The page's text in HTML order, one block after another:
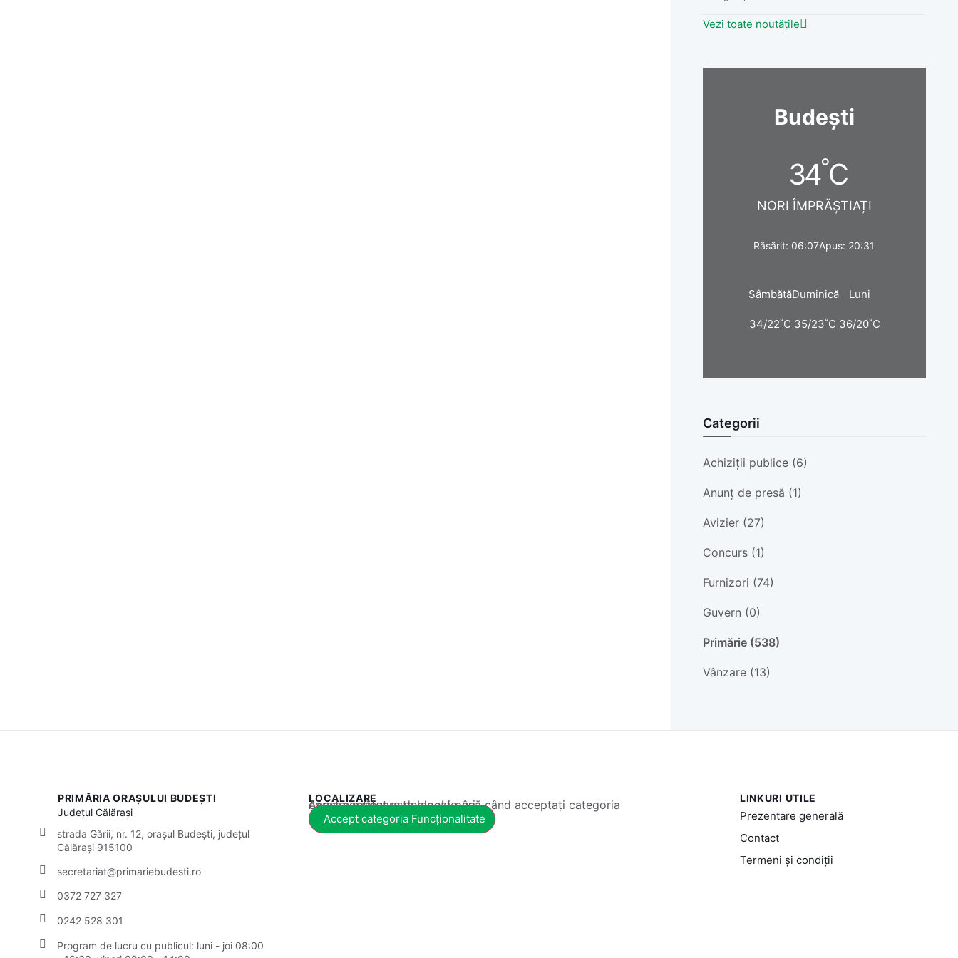
Vezi toate noutățile
Budești
34°C
NORI ÎMPRĂȘTIAȚI
Răsărit: 06:07Apus: 20:31
Sâmbătă
34/22°C
Duminică
35/23°C
Luni
36/20°C
Categorii
Achiziții publice (6)
Anunț de presă (1)
Avizier (27)
Concurs (1)
Furnizori (74)
Guvern (0)
Primărie (538)
Vânzare (13)
PRIMĂRIA ORAȘULUI BUDEȘTI
JudețulCălărași
strada Gării, nr. 12, orașul Budești, județul
Călărași 915100
secretariat@primariebudesti.ro
0372 727 327
0242 528 301
Program de lucru cu publicul: luni - joi 08:00
LOCALIZARE
Acest conținut este blocat până când acceptați categoria corespunzătoare de cookie-uri.
Accept categoria Funcționalitate
LINKURI UTILE
Prezentare generală
Contact
Termeni și condiții